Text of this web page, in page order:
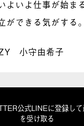
よいよ仕事が始まる
ができる気がする。
小守由希子
公式LINEに登録し
を受け取る